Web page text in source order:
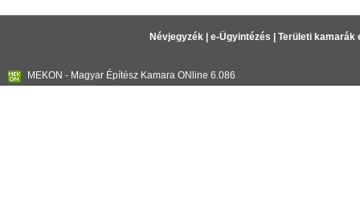
Névjegyzék| e-Ügyintézés Területi kamarák
MEKON - Magyar Építész Kamara ONline 6.086